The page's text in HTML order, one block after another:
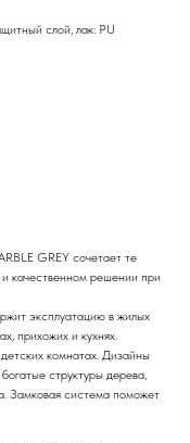
слой, лак: PU
GREY сочетает те
качественном решении при
эксплуатацию в жилых
прихожих и кухнях.
комнатах. Дизайны
структуры дерева,
Замковая система поможет